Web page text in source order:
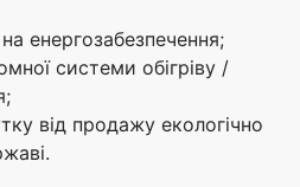
енергозабезпечення;
системи обігріву /
від продажу екологічно